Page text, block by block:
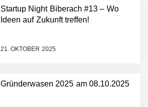
Startup Night Biberach #13 – Wo
Ideen auf Zukunft treffen!
21. OKTOBER 2025
Gründerwasen 2025 am 08.10.2025